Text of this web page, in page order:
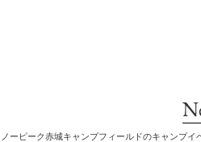
ノーピーク赤城キャンプフィールドのキャンプイ